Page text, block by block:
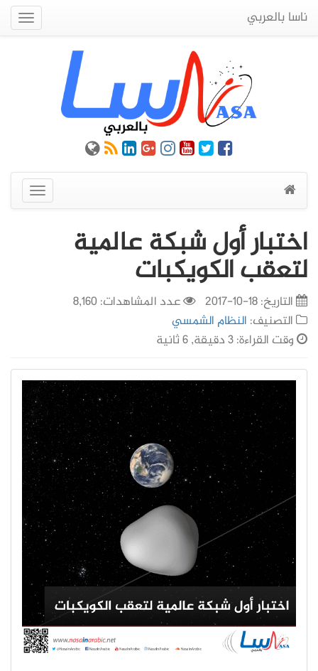
ناسا بالعربي
عرض
القائمة
اختبار أول شبكة عالمية
لتعقب الكويكبات
التاريخ:18-10-2017
عدد المشاهدات: 8,160
التصنيف: النظام الشمسي
وقت القراءة: 3 دقيقة, 6 ثانية